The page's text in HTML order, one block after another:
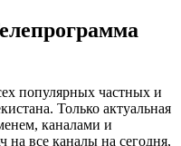
популярных частных и
Только актуальная
каналами и
на все каналы на сегодня,